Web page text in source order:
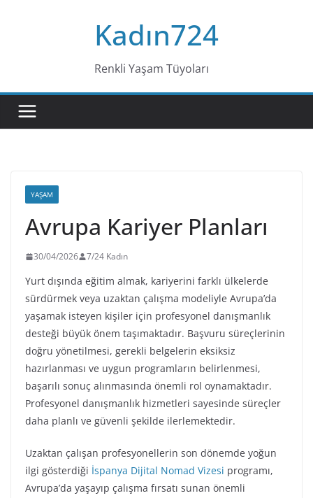
Kadın724
Renkli Yaşam Tüyoları
YAŞAM
Avrupa Kariyer Planları
30/04/2026 7/24 Kadın
Yurt dışında eğitim almak, kariyerini farklı ülkelerde
sürdürmek veya uzaktan çalışma modeliyle Avrupa’da
yaşamak isteyen kişiler için profesyonel danışmanlık
desteği büyük önem taşımaktadır. Başvuru süreçlerinin
doğru yönetilmesi, gerekli belgelerin eksiksiz
hazırlanması ve uygun programların belirlenmesi,
başarılı sonuç alınmasında önemli rol oynamaktadır.
Profesyonel danışmanlık hizmetleri sayesinde süreçler
daha planlı ve güvenli şekilde ilerlemektedir.
Uzaktan çalışan profesyonellerin son dönemde yoğun
ilgi gösterdiği İspanya Dijital Nomad Vizesi programı,
Avrupa’da yaşayıp çalışma fırsatı sunan önemli